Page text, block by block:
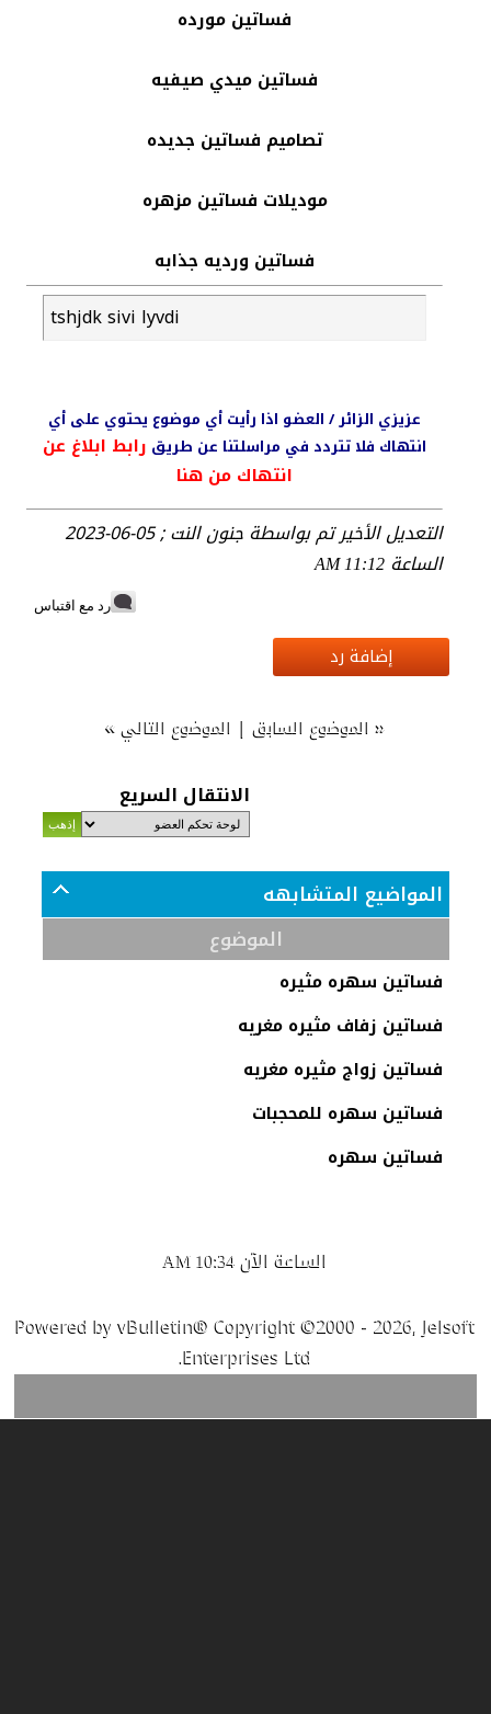
فساتين مورده
فساتين ميدي صيفيه
تصاميم فساتين جديده
موديلات فساتين مزهره
فساتين ورديه جذابه
tshjdk sivi lyvdi
عزيزي الزائر / العضو اذا رأيت أي موضوع يحتوي على أي
انتهاك فلا تتردد في مراسلتنا عن طريق رابط ابلاغ عن
انتهاك من هنا
التعديل الأخير تم بواسطة جنون النت ; 05-06-2023
الساعة 11:12 AM
رد مع اقتباس
إضافة رد
« الموضوع السابق| الموضوع التالي»
الانتقال السريع
المواضيع المتشابهه
الموضوع
فساتين سهره مثيره
فساتين زفاف مثيره مغريه
فساتين زواج مثيره مغريه
فساتين سهره للمحجبات
فساتين سهره
الساعة الآن 10:34 AM
Powered by vBulletin® Copyright ©2000 - 2026, Jelsoft
Enterprises Ltd.